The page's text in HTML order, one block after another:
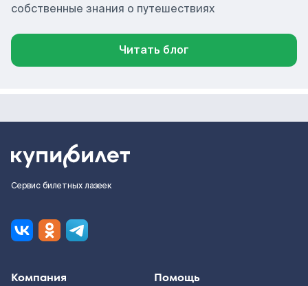
собственные знания о путешествиях
Читать блог
Сервис билетных лазеек
Компания Помощь